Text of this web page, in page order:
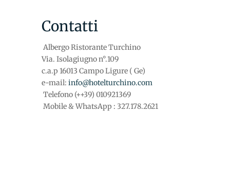
Contatti
Albergo Ristorante Turchino
Via. Isolagiugno n°.109
c.a.p 16013 Campo Ligure ( Ge)
e-mail: info@hotelturchino.com
Telefono (++39) 010921369
Mobile & WhatsApp : 327.178.2621